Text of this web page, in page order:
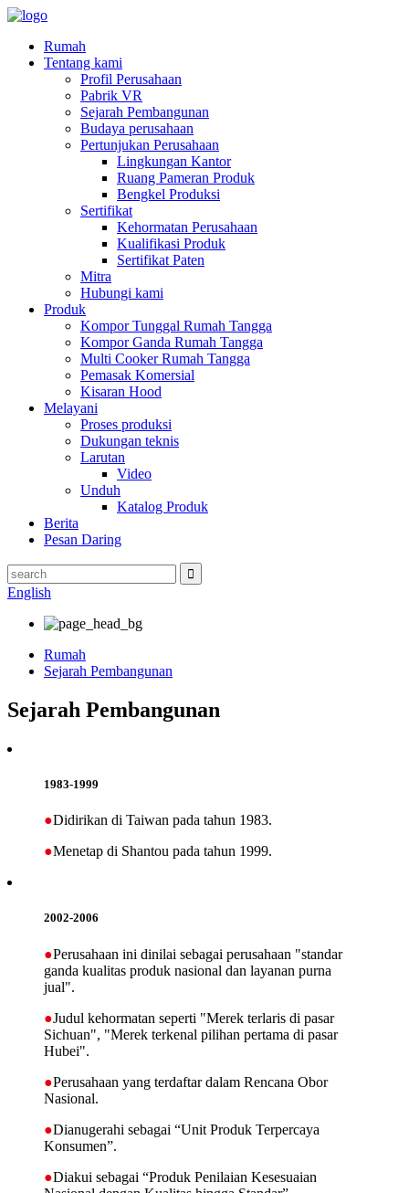
Rumah
Tentang kami
Profil Perusahaan
Pabrik VR
Sejarah Pembangunan
Budaya perusahaan
Pertunjukan Perusahaan
Lingkungan Kantor
Ruang Pameran Produk
Bengkel Produksi
Sertifikat
Kehormatan Perusahaan
Kualifikasi Produk
Sertifikat Paten
Mitra
Hubungi kami
Produk
Kompor Tunggal Rumah Tangga
Kompor Ganda Rumah Tangga
Multi Cooker Rumah Tangga
Pemasak Komersial
Kisaran Hood
Melayani
Proses produksi
Dukungan teknis
Larutan
Video
Unduh
Katalog Produk
Berita
Pesan Daring
English
Rumah
Sejarah Pembangunan
Sejarah Pembangunan
1983-1999
●Didirikan di Taiwan pada tahun 1983.
●Menetap di Shantou pada tahun 1999.
2002-2006
●Perusahaan ini dinilai sebagai perusahaan "standar
ganda kualitas produk nasional dan layanan purna
jual".
●Judul kehormatan seperti "Merek terlaris di pasar
Sichuan", "Merek terkenal pilihan pertama di pasar
Hubei".
●Perusahaan yang terdaftar dalam Rencana Obor
Nasional.
●Dianugerahi sebagai “Unit Produk Terpercaya
Konsumen”.
●Diakui sebagai “Produk Penilaian Kesesuaian